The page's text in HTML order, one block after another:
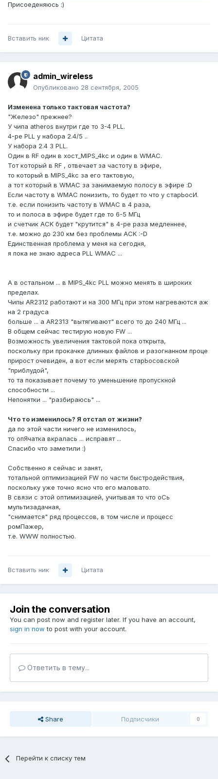
Присоеденяюсь :)
Вставить ник Цитата
admin_wireless
Опубликовано 28 сентября, 2005
Изменена только тактовая частота?
"Железо" прежнее?
У чипа atheros внутри где то 3-4 PLL.
4-ре PLL у набора 2.4/5 ..
У набора 2.4 3 PLL.
Один в RF один в хост_MIPS_4kc и один в WMAC.
Тот который в RF , отвечает за частоту в эфире,
то который в MIPS_4kc за его тактовую,
а тот который в WMAC за занимаемую полосу в эфире :D
Если частоту в WMAC понизить, то будет то что у старЬосИ.
т.е. если понизить частоту в WMAC в 4 раза,
то и полоса в эфире будет где то 6-5 МГц
и счетчик ACK будет "крутится" в 4-ре раза медленнее,
т.е. можно до 230 км без проблемы ACK :-D
Единственная проблема у меня на сегодня,
я пока не знаю адреса PLL WMAC ...
А в остальном ... в MIPS_4kc PLL можно менять в широких
пределах.
Чипы AR2312 работают и на 300 МГц при этом нагреваются аж
на 2 градуса
больше ... а AR2313 "вытягивают" всего то до 240 МГц ...
В общем сейчас тестирую новую FW ...
Возможность увеличения тактовой пока открыта,
поскольку при прокачке длинных файлов и разогнанном проце
прирост очевиден, а вот если мерять старЬосовской
"приблудой",
то та показывает почему то уменьшение пропускной
способности ...
Непонятки ... "разбираюсь" ...
Что то изменилось? Я отстал от жизни?
да по этой части ничего не изменилось,
то опЯчатка вкралась ... исправят ...
Спасибо что заметили :)
Собственно я сейчас и занят,
тотальной оптимизацией FW по части быстродействия,
поскольку уже точно ясно что его маловато.
В связи с этой оптимизацией, учитывая то что оСь
мультизадачная,
"снимается" ряд процессов, в том числе и процесс
ромПажер,
т.е. WWW полностью.
Вставить ник Цитата
Join the conversation
You can post now and register later. If you have an account,
sign in now to post with your account.
Ответить в тему...
Share Подписчики 0
Перейти к списку тем